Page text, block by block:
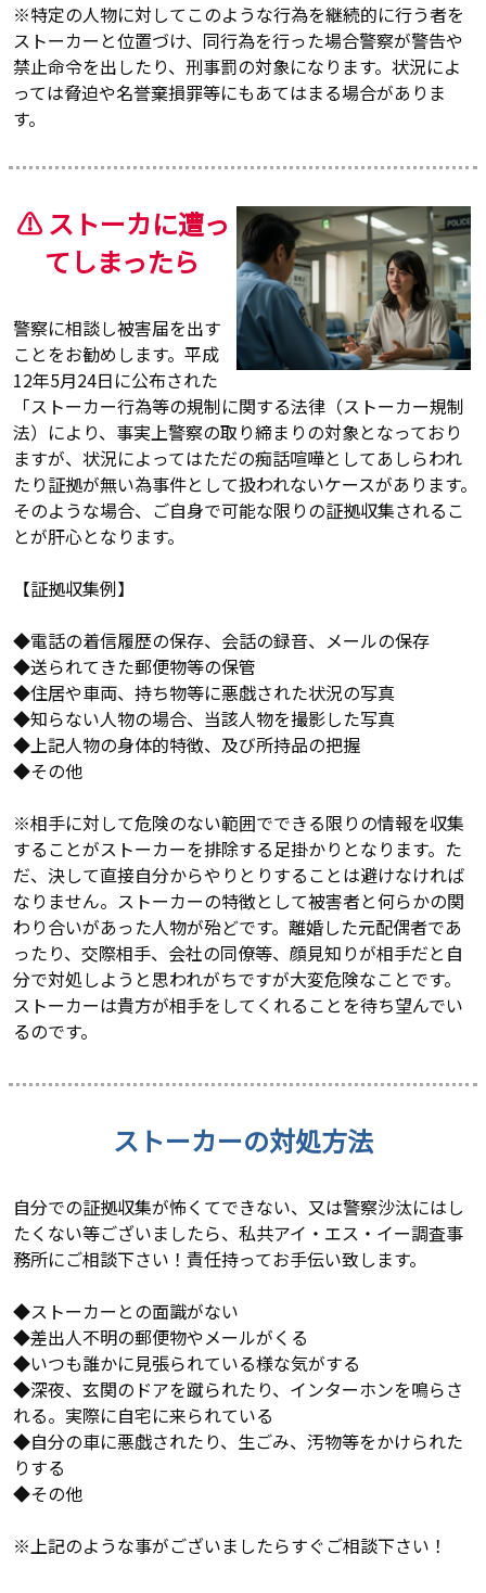
※特定の人物に対してこのような行為を継続的に行う者を
ストーカーと位置づけ、同行為を行った場合警察が警告や
禁止命令を出したり、刑事罰の対象になります。状況によ
っては脅迫や名誉棄損罪等にもあてはまる場合がありま
す。
⚠️ ストーカに遭っ
てしまったら
警察に相談し被害届を出す
ことをお勧めします。平成
12年5月24日に公布された
「ストーカー行為等の規制に関する法律（ストーカー規制
法）により、事実上警察の取り締まりの対象となっており
ますが、状況によってはただの痴話喧嘩としてあしらわれ
たり証拠が無い為事件として扱われないケースがあります。
そのような場合、ご自身で可能な限りの証拠収集されるこ
とが肝心となります。
【証拠収集例】
◆電話の着信履歴の保存、会話の録音、メールの保存
◆送られてきた郵便物等の保管
◆住居や車両、持ち物等に悪戯された状況の写真
◆知らない人物の場合、当該人物を撮影した写真
◆上記人物の身体的特徴、及び所持品の把握
◆その他
※相手に対して危険のない範囲でできる限りの情報を収集
することがストーカーを排除する足掛かりとなります。た
だ、決して直接自分からやりとりすることは避けなければ
なりません。ストーカーの特徴として被害者と何らかの関
わり合いがあった人物が殆どです。離婚した元配偶者であ
ったり、交際相手、会社の同僚等、顔見知りが相手だと自
分で対処しようと思われがちですが大変危険なことです。
ストーカーは貴方が相手をしてくれることを待ち望んでい
るのです。
ストーカーの対処方法
自分での証拠収集が怖くてできない、又は警察沙汰にはし
たくない等ございましたら、私共アイ・エス・イー調査事
務所にご相談下さい！責任持ってお手伝い致します。
◆ストーカーとの面識がない
◆差出人不明の郵便物やメールがくる
◆いつも誰かに見張られている様な気がする
◆深夜、玄関のドアを蹴られたり、インターホンを鳴らさ
れる。実際に自宅に来られている
◆自分の車に悪戯されたり、生ごみ、汚物等をかけられた
りする
◆その他
※上記のような事がございましたらすぐご相談下さい！